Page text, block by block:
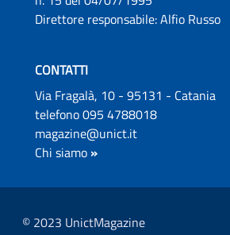
Direttore responsabile: Alfio Russo
CONTATTI
Via Fragalà, 10 - 95131 - Catania
telefono 095 4788018
magazine@unict.it
Chi siamo »
© 2023 UnictMagazine